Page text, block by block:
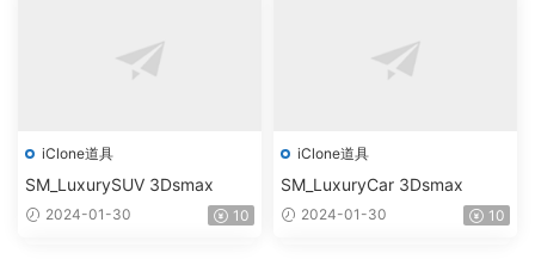
iClone道具
SM_LuxurySUV 3Dsmax
2024-01-30 10
iClone道具
SM_LuxuryCar 3Dsmax
2024-01-30 10